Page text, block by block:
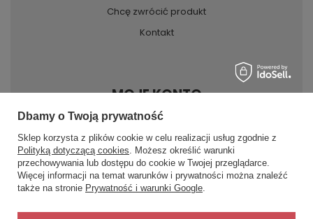
Chcę zwrócić produkt
Kontakt
MOJE KONTO
INFORMACJE
POMOC
×
✨ Asystent zakupowy
Napisz czego szukasz — pokażę
gotowe propozycje.
Dbamy o Twoją prywatność
Sklep korzysta z plików cookie w celu realizacji usług zgodnie z
Polityką dotyczącą cookies. Możesz określić warunki
przechowywania lub dostępu do cookie w Twojej przeglądarce.
Więcej informacji na temat warunków i prywatności można znaleźć
także na stronie Prywatność i warunki Google.